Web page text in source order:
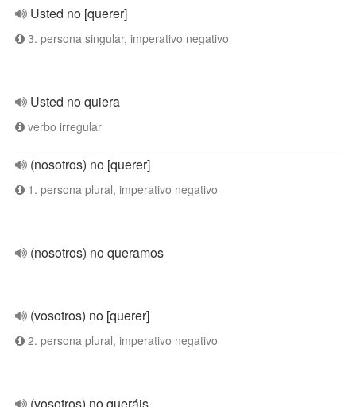
Usted no [querer]
3. persona singular, imperativo negativo
Usted no quiera
verbo irregular
(nosotros) no [querer]
1. persona plural, imperativo negativo
(nosotros) no queramos
(vosotros) no [querer]
2. persona plural, imperativo negativo